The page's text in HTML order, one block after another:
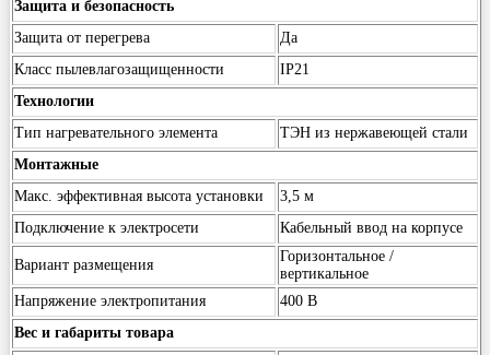
Защита и безопасность
Защита от перегрева
Да
Класс пылевлагозащищенности
IP21
Технологии
Тип нагревательного элемента
ТЭН из нержавеющей стали
Монтажные
Макс. эффективная высота установки
3,5 м
Подключение к электросети
Кабельный ввод на корпусе
Вариант размещения
Горизонтальное /
вертикальное
Напряжение электропитания
400 В
Вес и габариты товара